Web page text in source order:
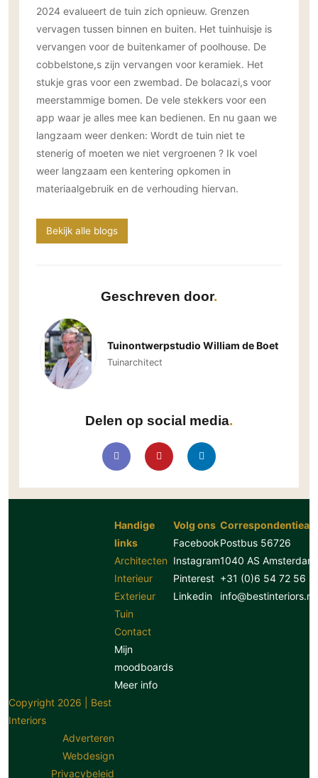
Binnenzwembaden
Wellness
Wijnkelder en wijnkasten
2024 evalueert de tuin zich opnieuw. Grenzen
vervagen tussen binnen en buiten. Het tuinhuisje is
vervangen voor de buitenkamer of poolhouse. De
cobbelstone,s zijn vervangen voor keramiek. Het
stukje gras voor een zwembad. De bolacazi,s voor
meerstammige bomen. De vele stekkers voor een
app waar je alles mee kan bedienen. En nu gaan we
langzaam weer denken: Wordt de tuin niet te
stenerig of moeten we niet vergroenen ? Ik voel
weer langzaam een kentering opkomen in
materiaalgebruik en de verhouding hiervan.
Bekijk alle blogs
Geschreven door
Tuinontwerpstudio William de Boet
Tuinarchitect
Delen op social media
Handige
links
Architecten
Interieur
Exterieur
Tuin
Contact
Mijn
moodboards
Meer info
Volg ons
Facebook
Instagram
Pinterest
Linkedin
Postbus 56726
1040 AS Amsterdam
+31 (0)6 54 72 56
info@bestinteriors.nl
Copyright 2026 | Best
Interiors
Adverteren
Webdesign
Privacybeleid